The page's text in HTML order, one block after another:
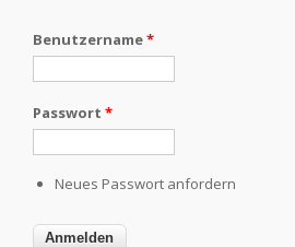
Benutzername*
Passwort *
Neues Passwort anfordern